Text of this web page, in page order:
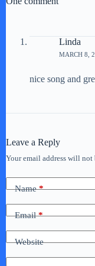
Linda
MARCH 8,
nice song and
Leave a Reply
Your email address will not
Name*
Email*
Website